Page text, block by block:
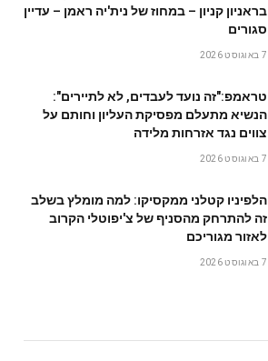
בראניון קניון – במחוז של נית'יה ראמן – עדיין
סגורים
7 באוגוסט 2026
טראמפ:"זה נועד לעבדים, לא לתיירים":
הנשיא מתעלם מפסיקת העליון וחותם על
צווים נגד אזרחות מלידה
7 באוגוסט 2026
הלפיניו קטלני ממקסיקו: למה מומלץ בשלב
זה להתרחק מהסניף של צ'יפוטלי הקרוב
לאזור מגוריכם
7 באוגוסט 2026